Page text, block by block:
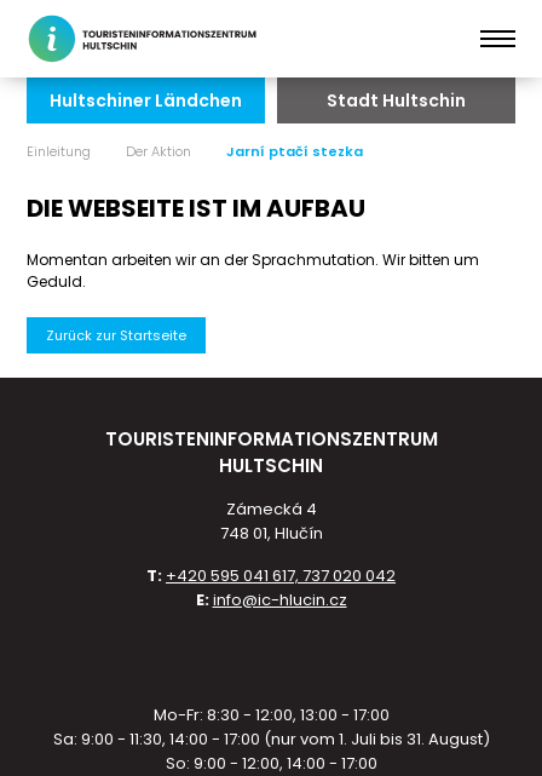
Hultschiner Ländchen Stadt Hultschin
Einleitung Der Aktion Jarní ptačí stezka
DIE WEBSEITE IST IM AUFBAU
Momentan arbeiten wir an der Sprachmutation. Wir bitten um
Geduld.
Zurück zur Startseite
TOURISTENINFORMATIONSZENTRUM
HULTSCHIN
Zámecká 4
748 01, Hlučín
T: +420 595 041 617, 737 020 042
E:info@ic-hlucin.cz
Mo-Fr: 8:30 - 12:00, 13:00 - 17:00
Sa: 9:00 - 11:30, 14:00 - 17:00 (nur vom 1. Juli bis 31. August)
So: 9:00 - 12:00, 14:00 - 17:00